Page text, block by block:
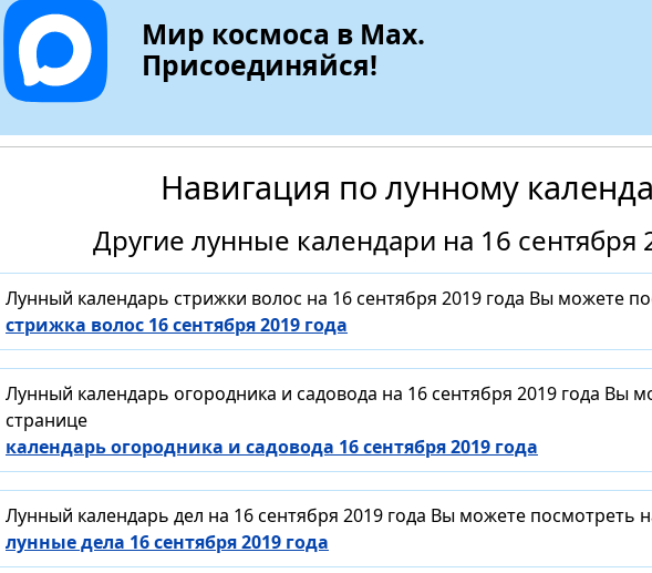
Мир космоса в Max.
Присоединяйся!
Навигация по лунному
Другие лунные календари на 16 сентября
Лунный календарь стрижки волос на 16 сентября 2019 года Вы можете
стрижка волос 16 сентября 2019 года
Лунный календарь огородника и садовода на 16 сентября 2019 года Вы
странице
календарь огородника и садовода 16 сентября 2019 года
Лунный календарь дел на 16 сентября 2019 года Вы можете посмотреть
лунные дела 16 сентября 2019 года